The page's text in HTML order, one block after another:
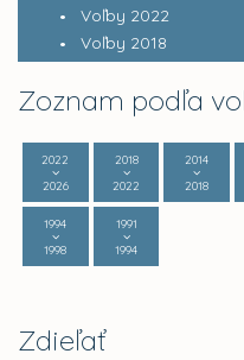
Voľby 2022
Voľby 2018
Zoznam podľa
2022
2026
2018
2022
2014
2018
1994
1998
1991
1994
Zdieľať